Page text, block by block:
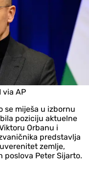
via AP
se miješa u izbornu
poziciju aktuelne
Orbanu i
predstavlja
zemlje,
poslova Peter Sijarto.